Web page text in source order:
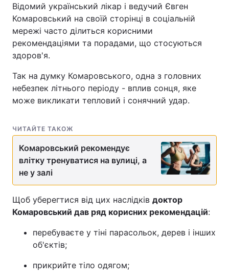
Відомий український лікар і ведучий Євген
Комаровський на своїй сторінці в соціальній
мережі часто ділиться корисними
рекомендаціями та порадами, що стосуються
здоров'я.
Так на думку Комаровського, одна з головних
небезпек літнього періоду - вплив сонця, яке
може викликати тепловий і сонячний удар.
ЧИТАЙТЕ ТАКОЖ
Комаровський рекомендує
влітку тренуватися на вулиці, а
не у залі
Щоб уберегтися від цих наслідків доктор
Комаровський дав ряд корисних рекомендацій:
перебуваєте у тіні парасольок, дерев і інших
об'єктів;
прикрийте тіло одягом;